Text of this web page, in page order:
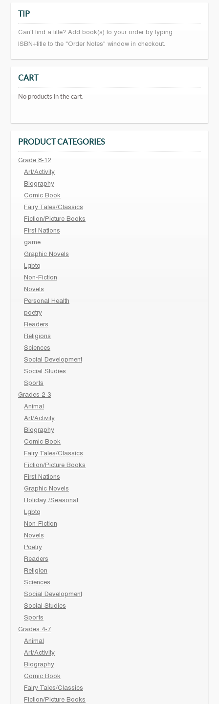
TIP
Can't find a title? Add book(s) to your order by typing
ISBN+title to the "Order Notes" window in checkout.
CART
No products in the cart.
PRODUCT CATEGORIES
Grade 8-12
Art/Activity
Biography
Comic Book
Fairy Tales/Classics
Fiction/Picture Books
First Nations
game
Graphic Novels
Lgbtq
Non-Fiction
Novels
Personal Health
poetry
Readers
Religions
Sciences
Social Development
Social Studies
Sports
Grades 2-3
Animal
Art/Activity
Biography
Comic Book
Fairy Tales/Classics
Fiction/Picture Books
First Nations
Graphic Novels
Holiday /Seasonal
Lgbtq
Non-Fiction
Novels
Poetry
Readers
Religion
Sciences
Social Development
Social Studies
Sports
Grades 4-7
Animal
Art/Activity
Biography
Comic Book
Fairy Tales/Classics
Fiction/Picture Books